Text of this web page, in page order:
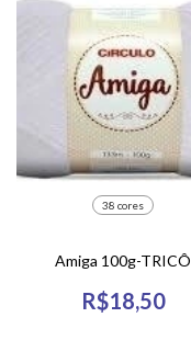
38 cores
Amiga 100g-TRICÔ
R$18,50